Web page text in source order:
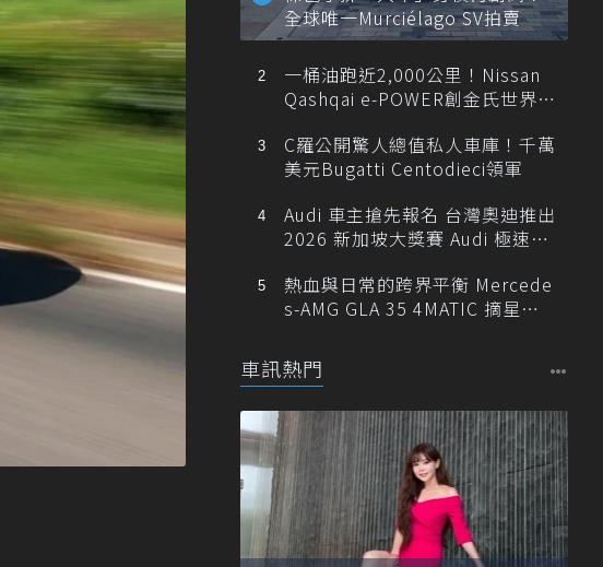
全球唯一Murciélago SV拍賣
一桶油跑近2,000公里！Nissan
Qashqai e-POWER創金氏世界紀
C羅公開驚人總值私人車庫！千萬
美元Bugatti Centodieci領軍
Audi 車主搶先報名 台灣奧迪推出
2026 新加坡大獎賽 Audi 極速之
熱血與日常的跨界平衡 Mercede
s-AMG GLA 35 4MATIC 摘星版
車訊熱門